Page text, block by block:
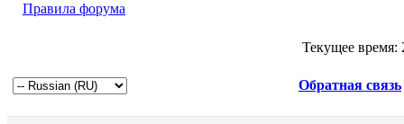
Правила форума
Текущее время:
Обратная связь